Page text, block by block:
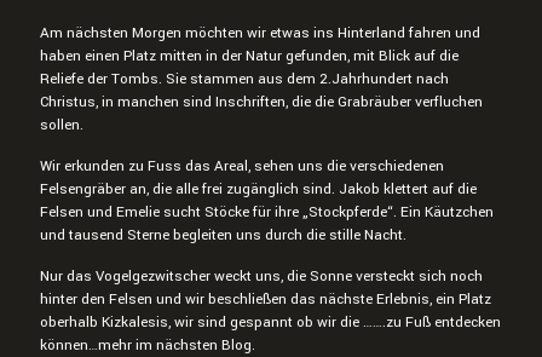
Am nächsten Morgen möchten wir etwas ins Hinterland fahren und
haben einen Platz mitten in der Natur gefunden, mit Blick auf die
Reliefe der Tombs. Sie stammen aus dem 2.Jahrhundert nach
Christus, in manchen sind Inschriften, die die Grabräuber verfluchen
sollen.
Wir erkunden zu Fuss das Areal, sehen uns die verschiedenen
Felsengräber an, die alle frei zugänglich sind. Jakob klettert auf die
Felsen und Emelie sucht Stöcke für ihre „Stockpferde“. Ein Käutzchen
und tausend Sterne begleiten uns durch die stille Nacht.
Nur das Vogelgezwitscher weckt uns, die Sonne versteckt sich noch
hinter den Felsen und wir beschließen das nächste Erlebnis, ein Platz
oberhalb Kizkalesis, wir sind gespannt ob wir die …….zu Fuß entdecken
können…mehr im nächsten Blog.